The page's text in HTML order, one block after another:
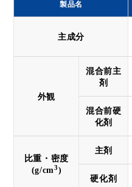
製品名
主成分
外観
混合前主
剤
混合前硬
化剤
比重・密度
(g/cm3)
主剤
硬化剤